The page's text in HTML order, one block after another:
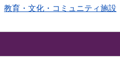
教育・文化・コミュニティ施設